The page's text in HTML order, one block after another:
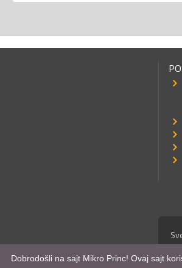
©
Dobrodošli na sajt Mikro Princ! Ovaj sajt